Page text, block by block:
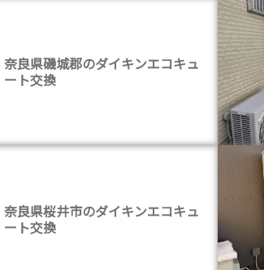
奈良県磯城郡のダイキンエコキュ
ート交換
奈良県桜井市のダイキンエコキュ
ート交換